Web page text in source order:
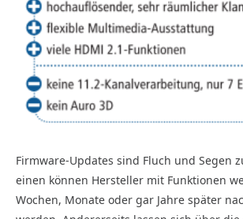
Firmware-Updates sind Fluch und Segen
einen können Hersteller mit Funktionen
Wochen, Monate oder gar Jahre später